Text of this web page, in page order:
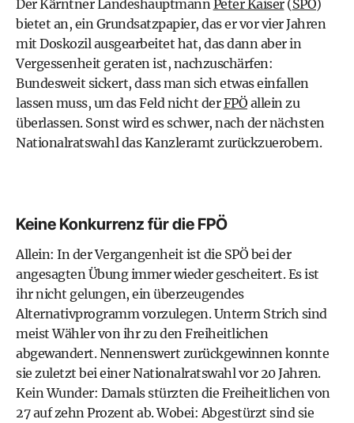
Der Kärntner Landeshauptmann Peter Kaiser(SPÖ)
bietet an, ein Grundsatzpapier, das er vor vier Jahren
mit Doskozil ausgearbeitet hat, das dann aber in
Vergessenheit geraten ist, nachzuschärfen:
Bundesweit sickert, dass man sich etwas einfallen
lassen muss, um das Feld nicht derFPÖ allein zu
überlassen. Sonst wird es schwer, nach der nächsten
Nationalratswahl das Kanzleramt zurückzuerobern.
Keine Konkurrenz für die FPÖ
Allein: In der Vergangenheit ist die SPÖ bei der
angesagten Übung immer wieder gescheitert. Es ist
ihr nicht gelungen, ein überzeugendes
Alternativprogramm vorzulegen. Unterm Strich sind
meist Wähler von ihr zu den Freiheitlichen
abgewandert. Nennenswert zurückgewinnen konnte
sie zuletzt bei einer Nationalratswahl vor 20 Jahren.
Kein Wunder: Damals stürzten die Freiheitlichen von
27 auf zehn Prozent ab. Wobei: Abgestürzt sind sie